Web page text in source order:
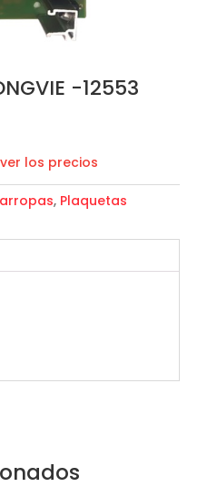
-12553
los precios
, Plaquetas